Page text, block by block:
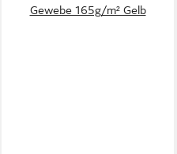
Gewebe 165g/m² Gelb